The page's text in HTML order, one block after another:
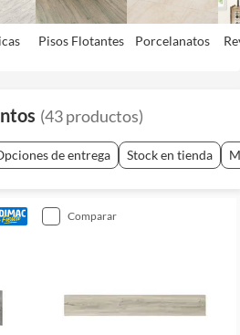
Pisos Flotantes Porcelanatos
(43productos)
de entrega Stock en tienda
comparar